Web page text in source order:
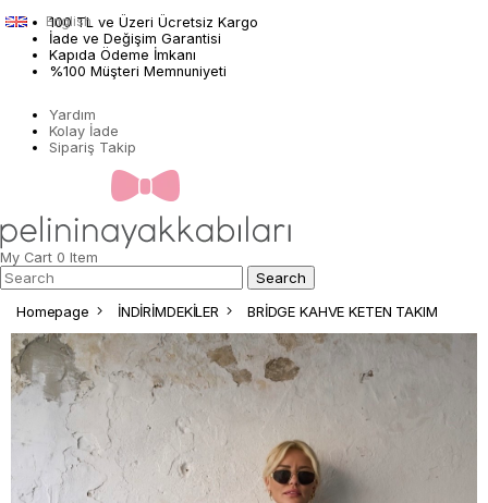
100 TL ve Üzeri Ücretsiz Kargo
İade ve Değişim Garantisi
Kapıda Ödeme İmkanı
%100 Müşteri Memnuniyeti
Yardım
Kolay İade
Sipariş Takip
English
My Cart 0 Item
Homepage İNDİRİMDEKİLER BRİDGE KAHVE KETEN TAKIM